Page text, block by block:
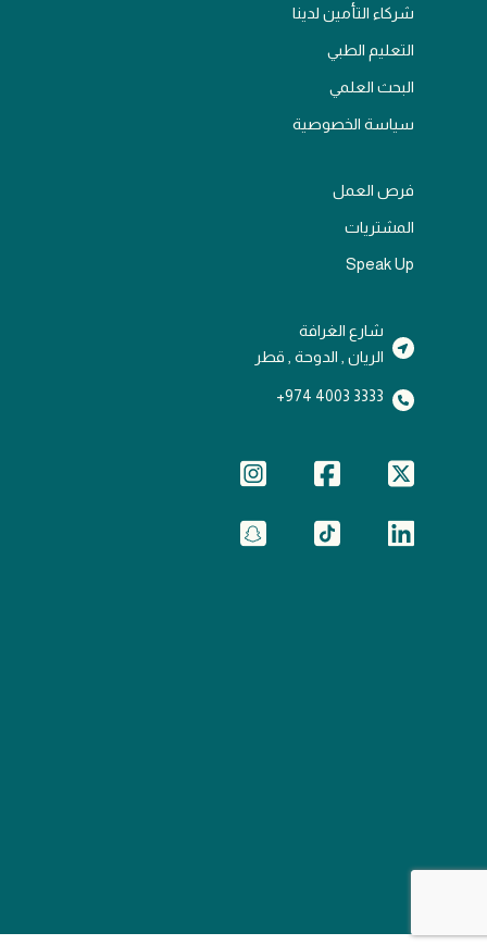
شركاء التأمين لدينا
التعليم الطبي
البحث العلمي
سياسة الخصوصية
فرص العمل
المشتريات
Speak Up
شارع الغرافة
الريان , الدوحة , قطر
3333 4003 974+